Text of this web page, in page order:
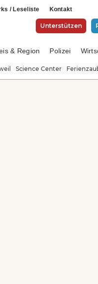
/ Leseliste Kontakt
Unterstützen
& Region Polizei
Science Center